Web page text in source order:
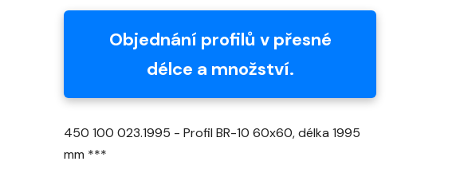
produktu
je
0,0
5
Objednání profilů v přesné
délce a množství.
450 100 023.1995 - Profil BR-10 60x60, délka 1995
mm ***